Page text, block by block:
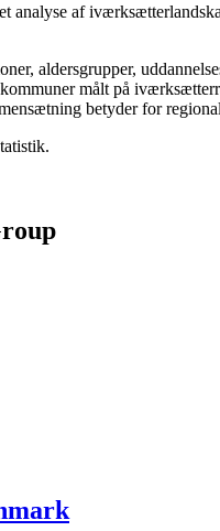
analyse af
aldersgrupper,
målt på
betyder for